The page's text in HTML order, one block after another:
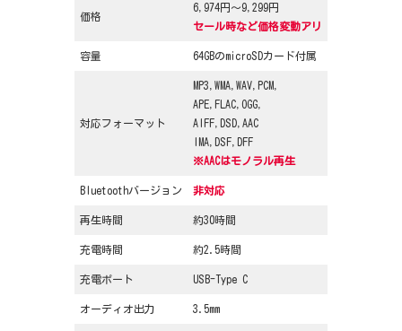
価格
6,974円～9,299円
セール時など価格変動アリ
容量 64GBのmicroSDカード付属
対応フォーマット
MP3,WMA,WAV,PCM,
APE,FLAC,OGG,
AIFF,DSD,AAC
IMA,DSF,DFF
※AACはモノラル再生
Bluetoothバージョン 非対応
再生時間 約30時間
充電時間 約2.5時間
充電ポート USB-Type C
オーディオ出力 3.5mm